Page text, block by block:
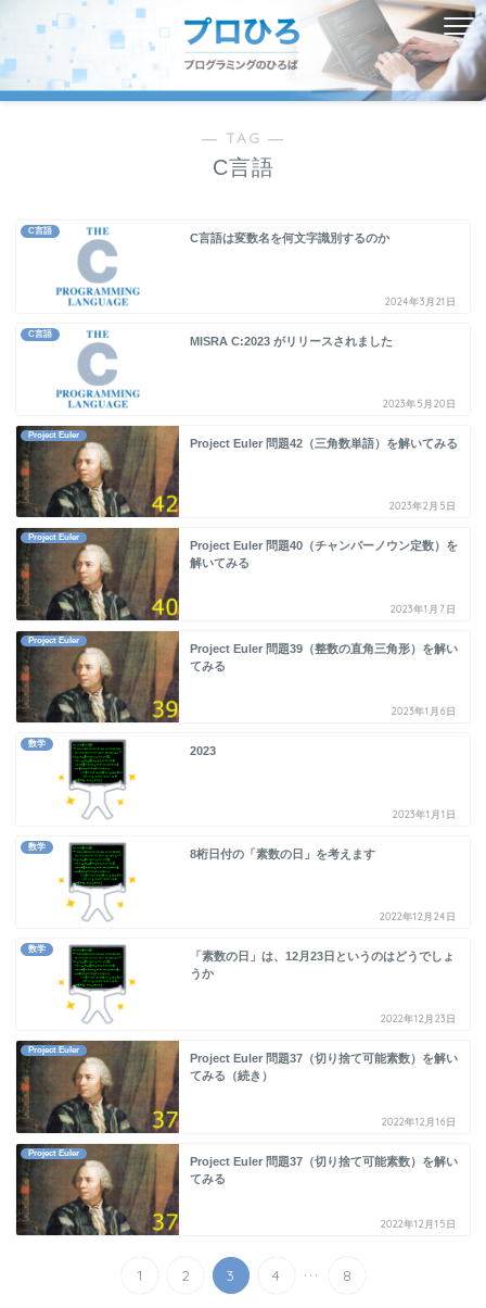
― TAG ―
C言語
C言語
C言語は変数名を何文字識別するのか
2024年3月21日
C言語
MISRA C:2023 がリリースされました
2023年5月20日
Project Euler
Project Euler 問題42（三角数単語）を解いてみる
2023年2月5日
Project Euler
Project Euler 問題40（チャンパーノウン定数）を
解いてみる
2023年1月7日
Project Euler
Project Euler 問題39（整数の直角三角形）を解い
てみる
2023年1月6日
数学
2023
2023年1月1日
数学
8桁日付の「素数の日」を考えます
2022年12月24日
数学
「素数の日」は、12月23日というのはどうでしょ
うか
2022年12月23日
Project Euler
Project Euler 問題37（切り捨て可能素数）を解い
てみる（続き）
2022年12月16日
Project Euler
Project Euler 問題37（切り捨て可能素数）を解い
てみる
2022年12月15日
1 2 3 4 ... 8